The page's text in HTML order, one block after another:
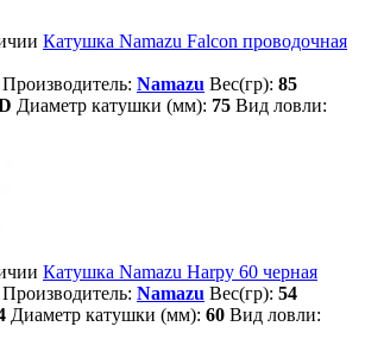
Катушка Namazu Falcon проводочная
Производитель: Namazu Вес(гр): 85
Диаметр катушки (мм): 75 Вид ловли:
Катушка Namazu Harpy 60 черная
Производитель: Namazu Вес(гр): 54
Диаметр катушки (мм): 60 Вид ловли: